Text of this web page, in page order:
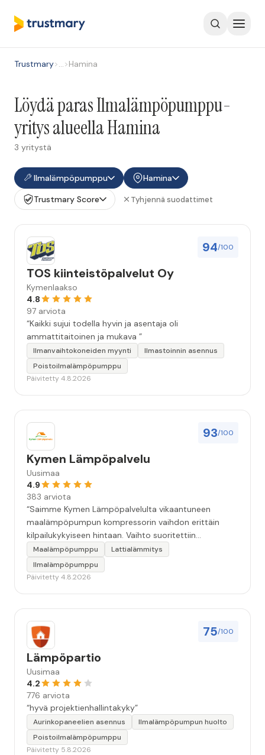
Trustmary>…>Hamina
Löydä paras Ilmalämpöpumppu-
yritys alueella Hamina
3 yritystä
Ilmalämpöpumppu
Hamina
Trustmary Score
Tyhjennä suodattimet
94/100
TOS kiinteistöpalvelut Oy
Kymenlaakso
4.8
97 arviota
“Kaikki sujui todella hyvin ja asentaja oli
ammattitaitoinen ja mukava ”
Ilmanvaihtokoneiden myynti
Ilmastoinnin asennus
Poistoilmalämpöpumppu
Päivitetty 4.8.2026
93/100
Kymen Lämpöpalvelu
Uusimaa
4.9
383 arviota
“Saimme Kymen Lämpöpalvelulta vikaantuneen
maalämpöpumpun kompressorin vaihdon erittäin
kilpailukykyiseen hintaan. Vaihto suoritettiin
ammattitaidolla ja ystävällisellä palveluasenteella.
Samalla käynnillä huomattu pikkuvika korjattiin myös.
Jäi tunne että oltiin aidosti kiinnostuneita siitä, että
Maalämpöpumppu
Lattialämmitys
Ilmalämpöpumppu
Päivitetty 4.8.2026
75/100
Lämpöpartio
Uusimaa
4.2
776 arviota
“hyvä projektienhallintakyky”
Aurinkopaneelien asennus
Ilmalämpöpumpun huolto
Poistoilmalämpöpumppu
Päivitetty 5.8.2026